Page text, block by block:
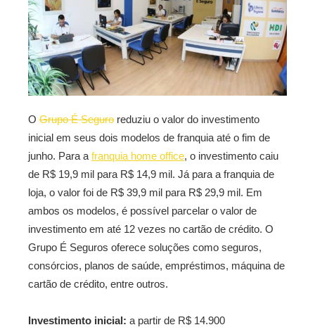
O Grupo É Seguro reduziu o valor do investimento
inicial em seus dois modelos de franquia até o fim de
junho. Para a franquia home office, o investimento caiu
de R$ 19,9 mil para R$ 14,9 mil. Já para a franquia de
loja, o valor foi de R$ 39,9 mil para R$ 29,9 mil. Em
ambos os modelos, é possível parcelar o valor de
investimento em até 12 vezes no cartão de crédito. O
Grupo É Seguros oferece soluções como seguros,
consórcios, planos de saúde, empréstimos, máquina de
cartão de crédito, entre outros.
Investimento inicial: a partir de R$ 14.900